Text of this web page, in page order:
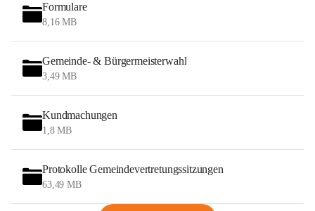
Formulare
8,16 MB
Gemeinde- & Bürgermeisterwahl
3,49 MB
Kundmachungen
1,8 MB
Protokolle Gemeindevertretungssitzungen
63,49 MB